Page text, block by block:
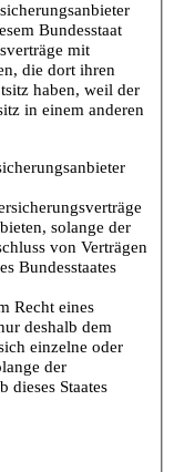
Bundesstaat
mit
die dort ihren
haben, weil der
in einem anderen
solange der
von Verträgen
Bundesstaates
Recht eines
deshalb dem
einzelne oder
der
dieses Staates